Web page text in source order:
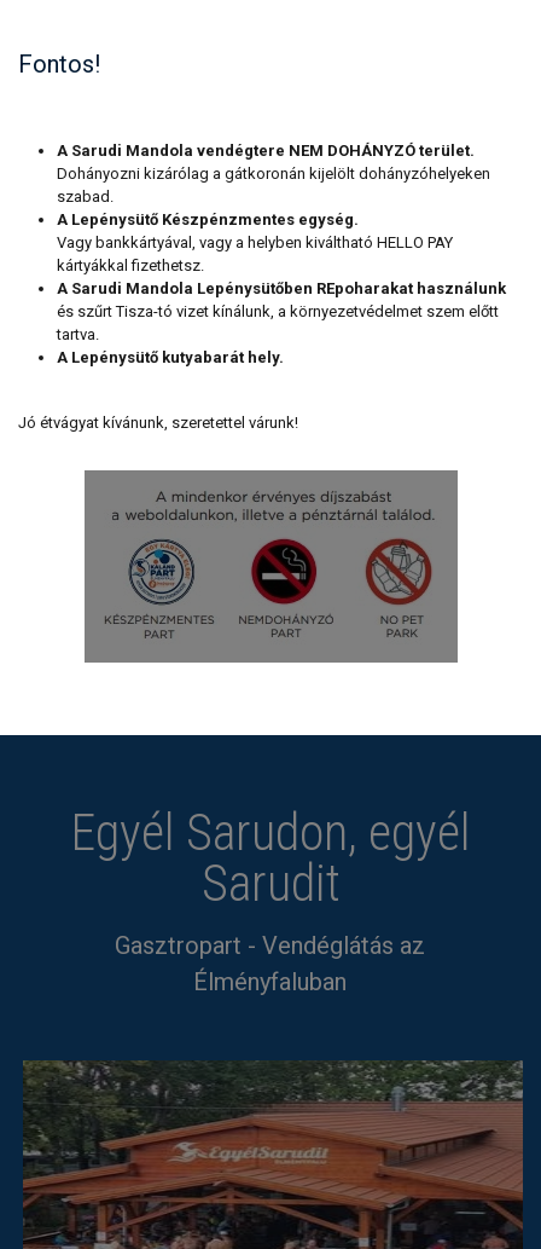
Fontos!
A Sarudi Mandola vendégtere NEM DOHÁNYZÓ terület.
Dohányozni kizárólag a gátkoronán kijelölt dohányzóhelyeken
szabad.
A Lepénysütő Készpénzmentes egység.
Vagy bankkártyával, vagy a helyben kiváltható HELLO PAY
kártyákkal fizethetsz.
A Sarudi Mandola Lepénysütőben REpoharakat használunk
és szűrt Tisza-tó vizet kínálunk, a környezetvédelmet szem előtt
tartva.
A Lepénysütő kutyabarát hely.
Jó étvágyat kívánunk, szeretettel várunk!
Egyél Sarudon, egyél
Sarudit
Gasztropart - Vendéglátás az
Élményfaluban